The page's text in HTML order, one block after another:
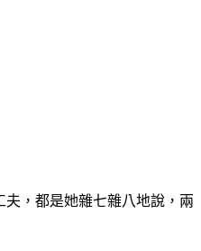
，都是她雜七雜八地說，兩